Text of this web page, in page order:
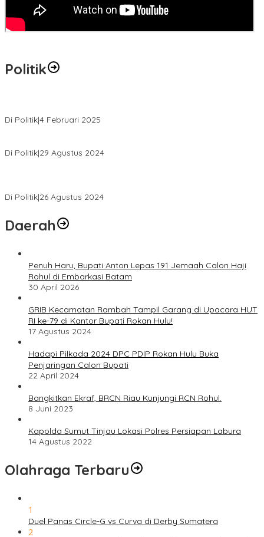
Politik
Di Politik|4 Februari 2025
Di Politik|29 Agustus 2024
Di Politik|26 Agustus 2024
Daerah
Penuh Haru, Bupati Anton Lepas 191 Jemaah Calon Haji
Rohul di Embarkasi Batam
30 April 2026
GRIB Kecamatan Rambah Tampil Garang di Upacara HUT
RI ke-79 di Kantor Bupati Rokan Hulu!
17 Agustus 2024
Hadapi Pilkada 2024 DPC PDIP Rokan Hulu Buka
Penjaringan Calon Bupati
22 April 2024
Bangkitkan Ekraf, BRCN Riau Kunjungi RCN Rohul.
8 Juni 2023
Kapolda Sumut Tinjau Lokasi Polres Persiapan Labura
14 Agustus 2022
Olahraga Terbaru
1
Duel Panas Circle-G vs Curva di Derby Sumatera
2